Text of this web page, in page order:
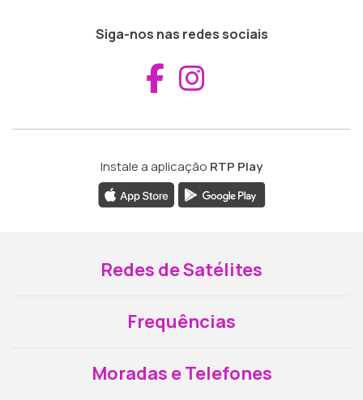
Siga-nos nas redes sociais
Aceder ao
Instale a aplicação RTP Play
Redes de Satélites
Frequências
Moradas e Telefones